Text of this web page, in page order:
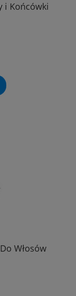
i Końcówki
Włosów